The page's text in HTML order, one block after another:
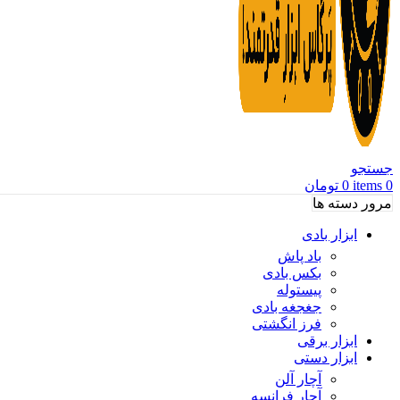
جستجو
0
items
0 تومان
مرور دسته ها
ابزار بادی
باد پاش
بکس بادی
پیستوله
جغجغه بادی
فرز انگشتی
ابزار برقی
ابزار دستی
آچار آلن
آچار فرانسه